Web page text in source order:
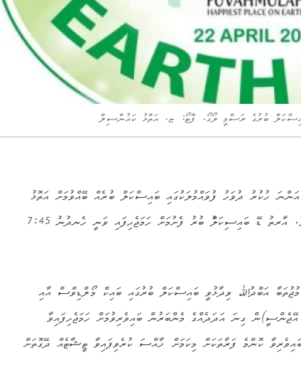
ބުރުގެ ރަސްމީ ލޯގޯ. ފޮޓޯ: ޏ. އަތޮޅު ކައުންސިލް
ހުކުރު ދުވަހު ފުވައްމުލަކުގައި ބައިސްކަލް ބުރެއް ބޭއްވުމަށް އަތޮޅު
ކައުންސިލުން ތައްޔާރުވާން ފަށައިފިއެވެ. އާރތު ޑޭ ބައިސިކަލްު ބުރު ފެށުމަށް ހަމަޖެހިފައި ވަނީ ހެނދުނު 7:45
އަބްދުﷲ ވިދާޅުވީ ބައިސްކަލް ބުރުގައި ބައިކް މޯލްޑިވްސް އާއި
ގިނަ އަދަދެއްގެ މެންބަރުން ބައިވެރިވުމަށް ހަމަޖެހިފައިވާ
ކޮންމެ ފަރާތަކަށް މިކަމަށް ޚާއްސަ ކުރެވިފައިވާ ޓީޝާޓެއް ދޭގޮތަށް